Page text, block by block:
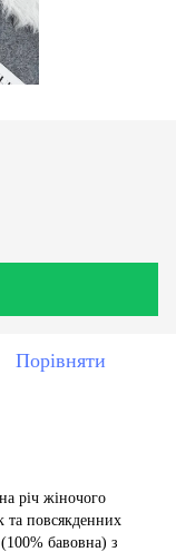
Порівняти
річ жіночого
та повсякденних
бавовна) з